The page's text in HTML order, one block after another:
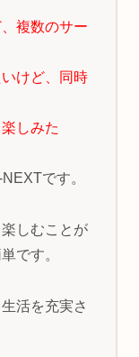
複数のサー
けど、同時
しみた
です。
しむことが
です。
活を充実さ